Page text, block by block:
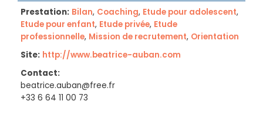
Prestation: Bilan, Coaching, Etude pour adolescent,
Etude pour enfant, Etude privée, Etude
professionnelle, Mission de recrutement, Orientation
Site: http://www.beatrice-auban.com
Contact:
beatrice.auban@free.fr
+33 6 64 11 00 73